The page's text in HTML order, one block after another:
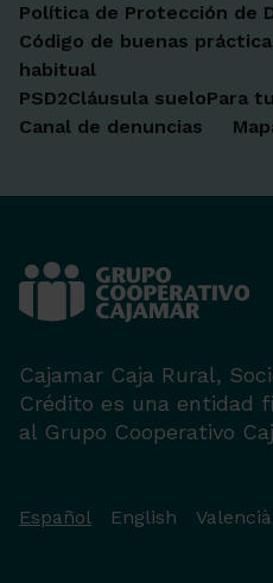
Política de Protección de
Código de buenas
habitual
PSD2Cláusula sueloPara
Canal de denuncias
Cajamar Caja Rural,
Crédito es una entidad
al Grupo Cooperativo
Español English Valencià